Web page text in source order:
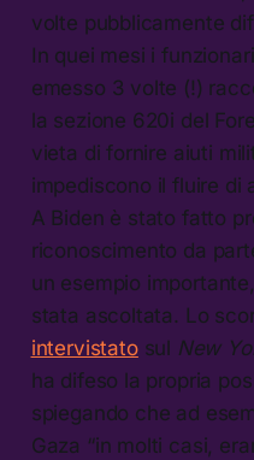
volte pubblicamente
In quei mesi i
emesso 3 volte (!)
la sezione 620i del
vieta di fornire aiuti
impediscono il fluire di
A Biden è stato fatto
riconoscimento da
un esempio
stata ascoltata. Lo
intervistatosul New
ha difeso la propria
spiegando che ad
Gaza “in molti casi,